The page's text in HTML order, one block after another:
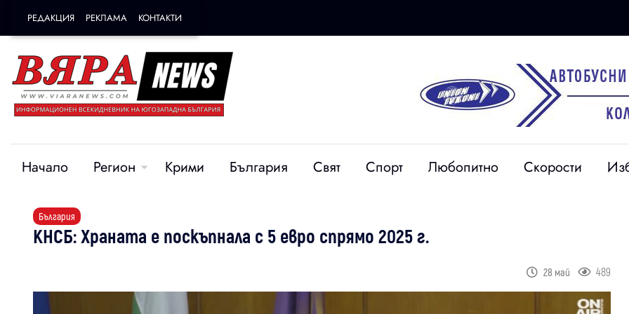
РЕДАКЦИЯ РЕКЛАМА КОНТАКТИ
Начало Регион Крими България Свят Спорт Любопитно Скорости
България
КНСБ: Храната е поскъпнала с 5 евро спрямо 2025 г.
28 май 489